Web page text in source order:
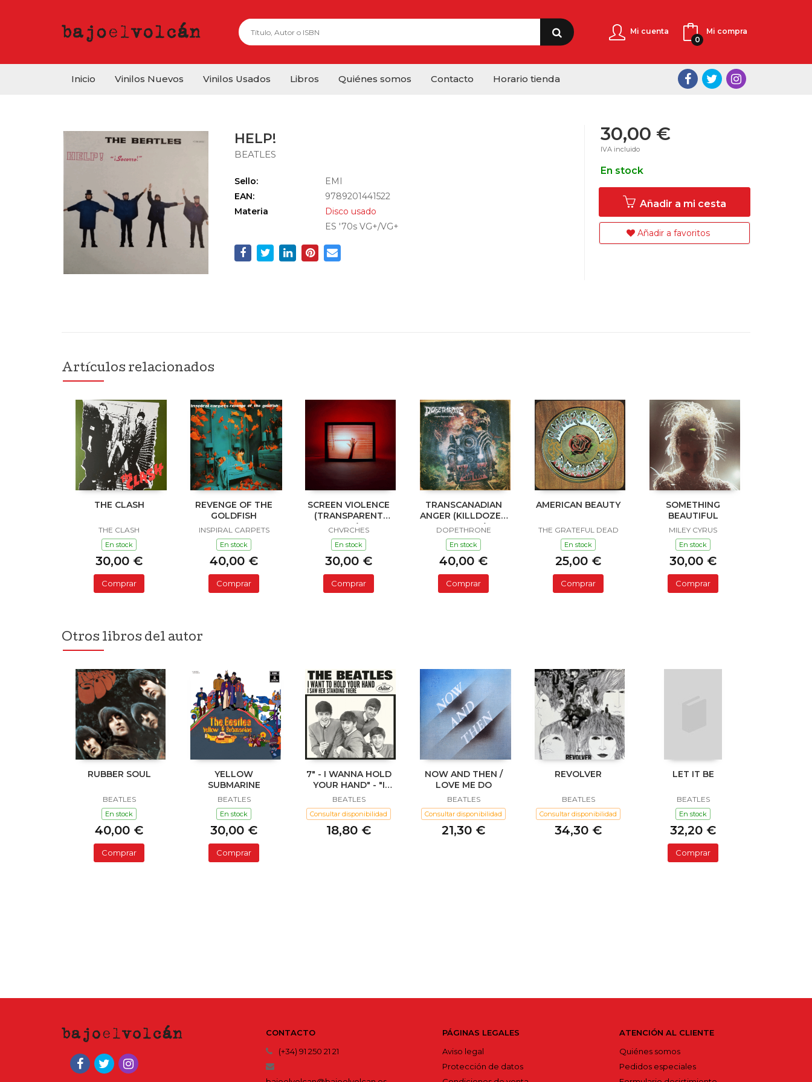
Mi cuenta
Mi compra
0
Inicio Vinilos Nuevos Vinilos Usados Libros Quiénes somos Contacto Horario tienda
HELP!
BEATLES
Sello:
EMI
EAN:
9789201441522
Materia
Disco usado
ES '70s VG+/VG+
30,00 €
IVA incluido
En stock
Añadir a mi cesta
Añadir a favoritos
Artículos relacionados
THE CLASH
THE CLASH
En stock
30,00 €
Comprar
REVENGE OF THE
GOLDFISH
INSPIRAL CARPETS
En stock
40,00 €
Comprar
SCREEN VIOLENCE
(TRANSPARENT
RED)
CHVRCHES
En stock
30,00 €
Comprar
TRANSCANADIAN
ANGER (KILLDOZER
COLORED)
DOPETHRONE
En stock
40,00 €
Comprar
AMERICAN BEAUTY
THE GRATEFUL DEAD
En stock
25,00 €
Comprar
SOMETHING
BEAUTIFUL
MILEY CYRUS
En stock
30,00 €
Comprar
Otros libros del autor
RUBBER SOUL
BEATLES
En stock
40,00 €
Comprar
YELLOW
SUBMARINE
BEATLES
En stock
30,00 €
Comprar
7" - I WANNA HOLD
YOUR HAND" - "I
SAW HER STANDING
THERE
BEATLES
Consultar disponibilidad
18,80 €
NOW AND THEN /
LOVE ME DO
BEATLES
Consultar disponibilidad
21,30 €
REVOLVER
BEATLES
Consultar disponibilidad
34,30 €
LET IT BE
BEATLES
En stock
32,20 €
Comprar
CONTACTO
(+34) 91 250 21 21
PÁGINAS LEGALES
Aviso legal
Protección de datos
ATENCIÓN AL CLIENTE
Quiénes somos
Pedidos especiales